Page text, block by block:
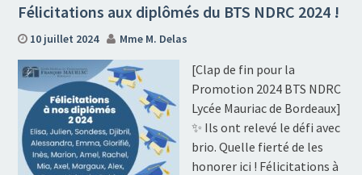
Félicitations aux diplômés du BTS NDRC 2024 !
10 juillet 2024 Mme M. Delas
[Clap de fin pour la
Promotion 2024 BTS NDRC
Lycée Mauriac de Bordeaux]
✨ Ils ont relevé le défi avec
brio. Quelle fierté de les
honorer ici ! Félicitations à